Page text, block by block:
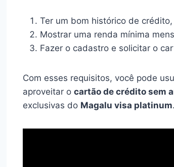
Ter um bom histórico de
Mostrar uma renda mínima
Fazer o cadastro e solicitar o
Com esses requisitos, você pode
aproveitar o cartão de crédito sem
exclusivas do Magalu visa platinum.